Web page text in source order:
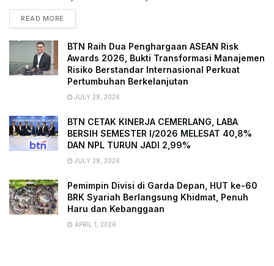
READ MORE
BTN Raih Dua Penghargaan ASEAN Risk
Awards 2026, Bukti Transformasi Manajemen
Risiko Berstandar Internasional Perkuat
Pertumbuhan Berkelanjutan
JULY 28, 2026
BTN CETAK KINERJA CEMERLANG, LABA
BERSIH SEMESTER I/2026 MELESAT 40,8%
DAN NPL TURUN JADI 2,99%
JULY 28, 2026
Pemimpin Divisi di Garda Depan, HUT ke-60
BRK Syariah Berlangsung Khidmat, Penuh
Haru dan Kebanggaan
APRIL 1, 2026